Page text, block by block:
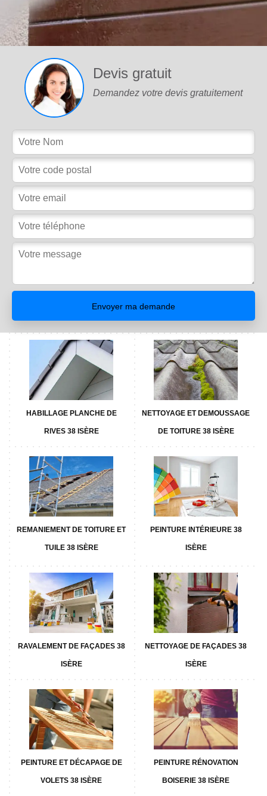
Devis gratuit
Demandez votre devis gratuitement
HABILLAGE PLANCHE DE
RIVES 38 ISÈRE
NETTOYAGE ET DEMOUSSAGE
DE TOITURE 38 ISÈRE
REMANIEMENT DE TOITURE ET
TUILE 38 ISÈRE
PEINTURE INTÉRIEURE 38
ISÈRE
RAVALEMENT DE FAÇADES 38
ISÈRE
NETTOYAGE DE FAÇADES 38
ISÈRE
PEINTURE ET DÉCAPAGE DE
VOLETS 38 ISÈRE
PEINTURE RÉNOVATION
BOISERIE 38 ISÈRE